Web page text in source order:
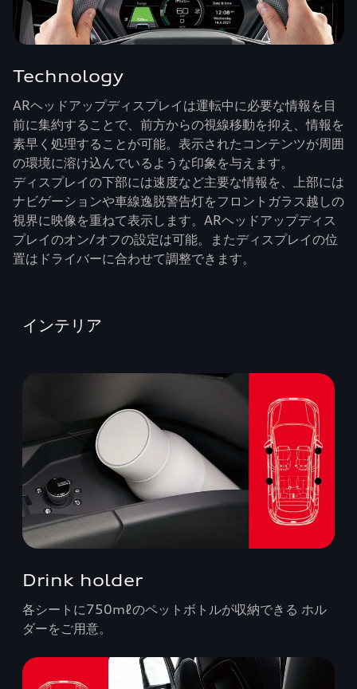
Technology
ARヘッドアップディスプレイは運転中に必要な情報を目
前に集約することで、前方からの視線移動を抑え、情報を
素早く処理することが可能。表示されたコンテンツが周囲
の環境に溶け込んでいるような印象を与えます。
ディスプレイの下部には速度など主要な情報を、上部には
ナビゲーションや車線逸脱警告灯をフロントガラス越しの
視界に映像を重ねて表示します。ARヘッドアップディス
プレイのオン/オフの設定は可能。またディスプレイの位
置はドライバーに合わせて調整できます。
インテリア
Drink holder
各シートに750mℓのペットボトルが収納できる ホル
ダーをご用意。